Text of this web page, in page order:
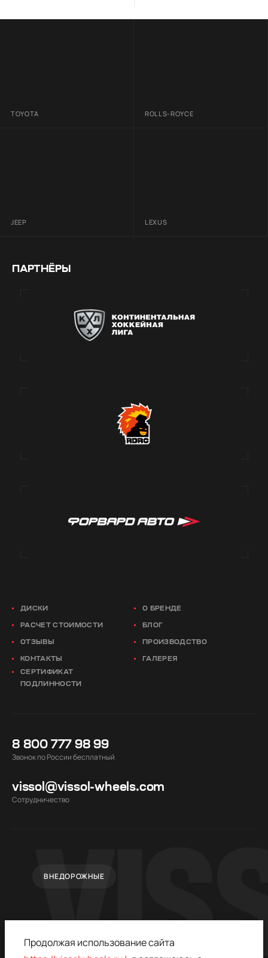
TOYOTA ROLLS-ROYCE
JEEP LEXUS
ПАРТНЁРЫ
ДИСКИ О БРЕНДЕ
РАСЧЕТ СТОИМОСТИ БЛОГ
ОТЗЫВЫ ПРОИЗВОДСТВО
КОНТАКТЫ
ГАЛЕРЕЯ
СЕРТИФИКАТ
ПОДЛИННОСТИ
8 800 777 98 99
Звонок по России бесплатный
vissol@vissol-wheels.com
Cотрудничество
ВНЕДОРОЖНЫЕ
Продолжая использование сайта